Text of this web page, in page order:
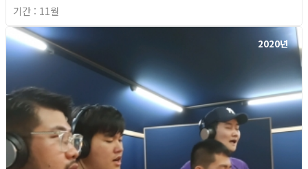
기간 : 11월
2020년